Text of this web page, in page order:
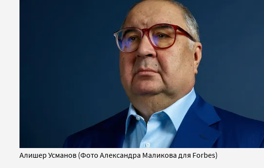
Алишер Усманов (Фото Александра Маликова для Forbes)